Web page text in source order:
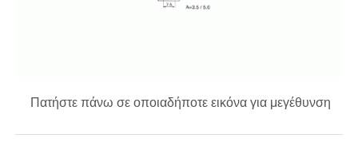
Πατήστε πάνω σε οποιαδήποτε εικόνα για μεγέθυνση